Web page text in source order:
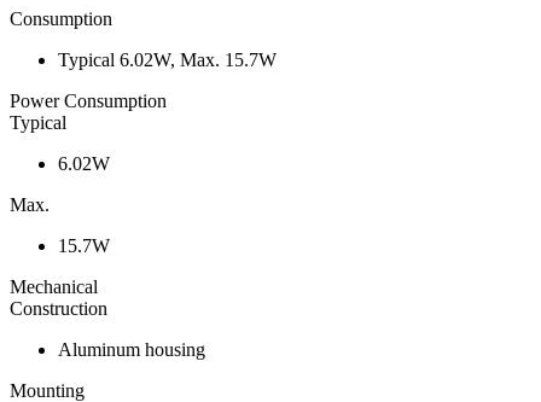
Consumption
Typical 6.02W, Max. 15.7W
Power Consumption
Typical
6.02W
Max.
15.7W
Mechanical
Construction
Aluminum housing
Mounting